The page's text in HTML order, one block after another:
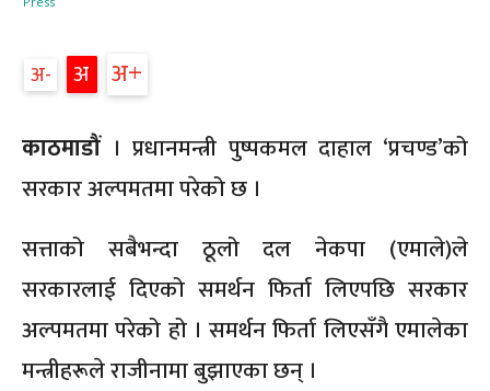
अ अ अ
काठमाडौं। प्रधानमन्त्री पुष्पकमल दाहाल ‘प्रचण्ड’को
सरकार अल्पमतमा परेको छ ।
सत्ताको सबैभन्दा ठूलो दल नेकपा (एमाले)ले
सरकारलाई दिएको समर्थन फिर्ता लिएपछि सरकार
अल्पमतमा परेको हो । समर्थन फिर्ता लिएसँगै एमालेका
मन्त्रीहरूले राजीनामा बुझाएका छन् ।